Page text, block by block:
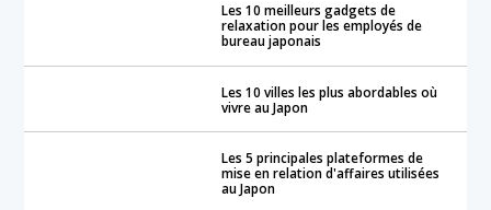
Les 10 meilleurs gadgets de
relaxation pour les employés de
bureau japonais
Les 10 villes les plus abordables où
vivre au Japon
Les 5 principales plateformes de
mise en relation d'affaires utilisées
au Japon